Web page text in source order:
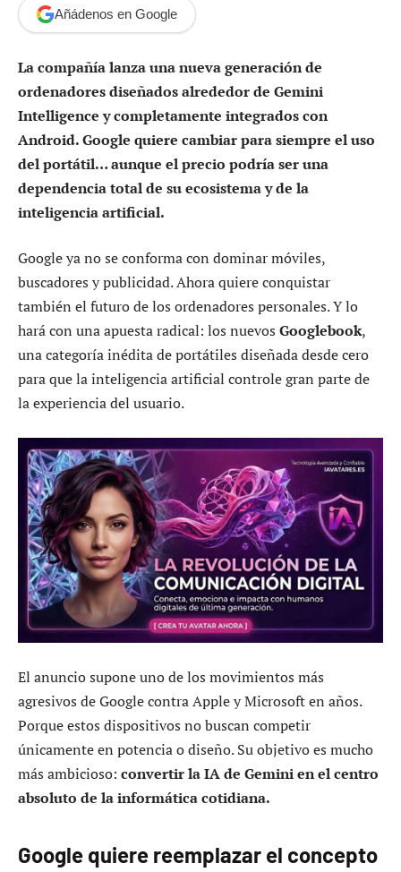
Añádenos en Google
La compañía lanza una nueva generación de
ordenadores diseñados alrededor de Gemini
Intelligence y completamente integrados con
Android. Google quiere cambiar para siempre el uso
del portátil… aunque el precio podría ser una
dependencia total de su ecosistema y de la
inteligencia artificial.
Google ya no se conforma con dominar móviles,
buscadores y publicidad. Ahora quiere conquistar
también el futuro de los ordenadores personales. Y lo
hará con una apuesta radical: los nuevos Googlebook,
una categoría inédita de portátiles diseñada desde cero
para que la inteligencia artificial controle gran parte de
la experiencia del usuario.
El anuncio supone uno de los movimientos más
agresivos de Google contra Apple y Microsoft en años.
Porque estos dispositivos no buscan competir
únicamente en potencia o diseño. Su objetivo es mucho
más ambicioso: convertir la IA de Gemini en el centro
absoluto de la informática cotidiana.
Google quiere reemplazar el concepto